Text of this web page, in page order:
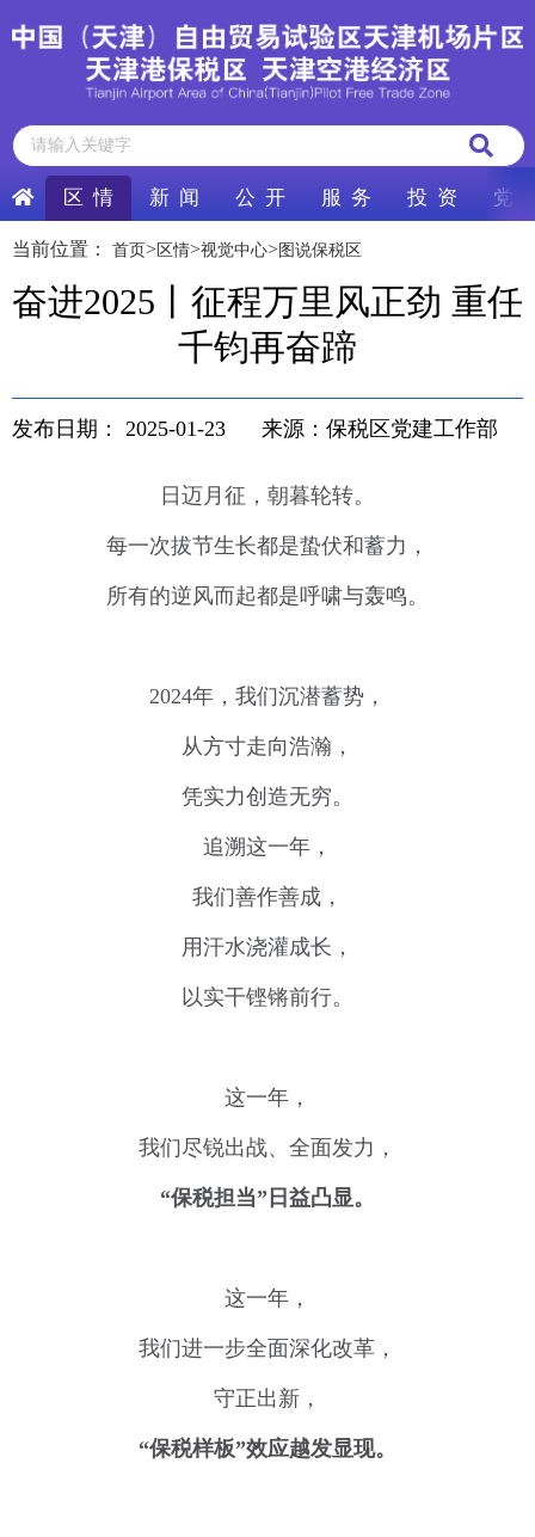
区 情 新 闻 公 开 服 务 投 资 党
当前位置： 首页> 区情>视觉中心>图说保税区
奋进2025丨征程万里风正劲 重任
千钧再奋蹄
发布日期： 2025-01-23 来源：保税区党建工作部
日迈月征，朝暮轮转。
每一次拔节生长都是蛰伏和蓄力，
所有的逆风而起都是呼啸与轰鸣。
2024年，我们沉潜蓄势，
从方寸走向浩瀚，
凭实力创造无穷。
追溯这一年，
我们善作善成，
用汗水浇灌成长，
以实干铿锵前行。
这一年，
我们尽锐出战、全面发力，
“保税担当”日益凸显。
这一年，
我们进一步全面深化改革，
守正出新，
“保税样板”效应越发显现。